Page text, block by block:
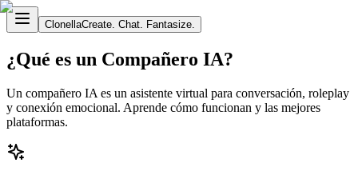
ClonellaCreate. Chat. Fantasize.
¿Qué es un Compañero IA?
Un compañero IA es un asistente virtual para conversación, roleplay
y conexión emocional. Aprende cómo funcionan y las mejores
plataformas.